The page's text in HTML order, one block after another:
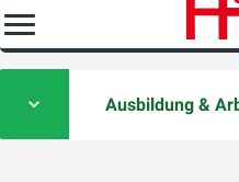
Ausbildung &